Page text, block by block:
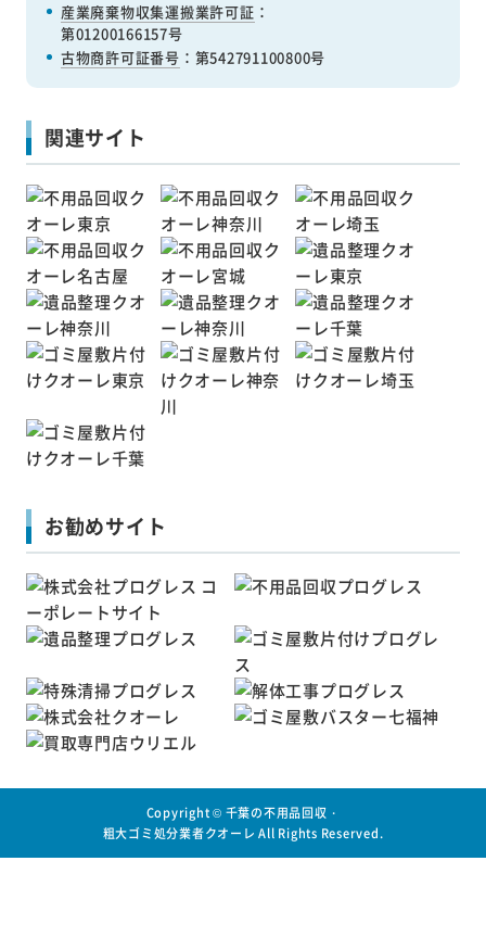
産業廃棄物収集運搬業許可証 ：
第01200166157号
古物商許可証番号 ：第542791100800号
関連サイト
お勧めサイト
Copyright © 千葉の不用品回収・
粗大ゴミ処分業者クオーレ All Rights Reserved.